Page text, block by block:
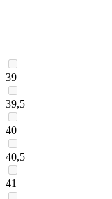
39
39,5
40
40,5
41